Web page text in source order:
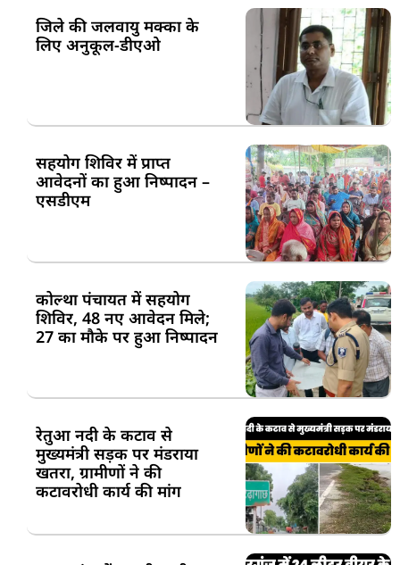
जिले की जलवायु मक्का के
लिए अनुकूल-डीएओ
सहयोग शिविर में प्राप्त
आवेदनों का हुआ निष्पादन –
एसडीएम
कोल्था पंचायत में सहयोग
शिविर, 48 नए आवेदन मिले;
27 का मौके पर हुआ निष्पादन
रेतुआ नदी के कटाव से
मुख्यमंत्री सड़क पर मंडराया
खतरा, ग्रामीणों ने की
कटावरोधी कार्य की मांग